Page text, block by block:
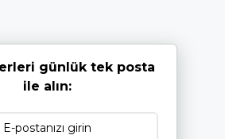
günlük tek posta
ile alın: